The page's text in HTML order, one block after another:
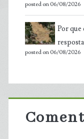
posted on 06/08/2026
Por que
posted on 06/08/2026